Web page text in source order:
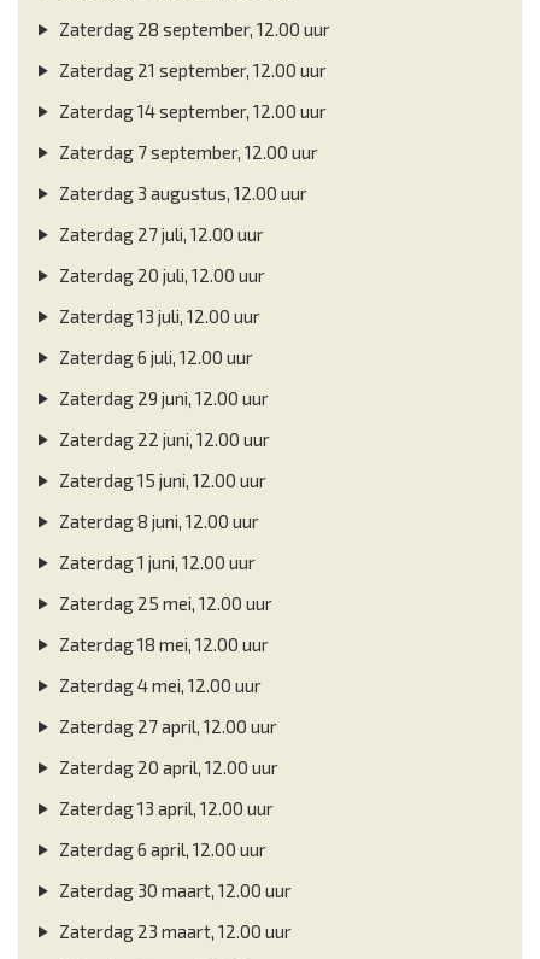
Zaterdag 28 september, 12.00 uur
Zaterdag 21 september, 12.00 uur
Zaterdag 14 september, 12.00 uur
Zaterdag 7 september, 12.00 uur
Zaterdag 3 augustus, 12.00 uur
Zaterdag 27 juli, 12.00 uur
Zaterdag 20 juli, 12.00 uur
Zaterdag 13 juli, 12.00 uur
Zaterdag 6 juli, 12.00 uur
Zaterdag 29 juni, 12.00 uur
Zaterdag 22 juni, 12.00 uur
Zaterdag 15 juni, 12.00 uur
Zaterdag 8 juni, 12.00 uur
Zaterdag 1 juni, 12.00 uur
Zaterdag 25 mei, 12.00 uur
Zaterdag 18 mei, 12.00 uur
Zaterdag 4 mei, 12.00 uur
Zaterdag 27 april, 12.00 uur
Zaterdag 20 april, 12.00 uur
Zaterdag 13 april, 12.00 uur
Zaterdag 6 april, 12.00 uur
Zaterdag 30 maart, 12.00 uur
Zaterdag 23 maart, 12.00 uur